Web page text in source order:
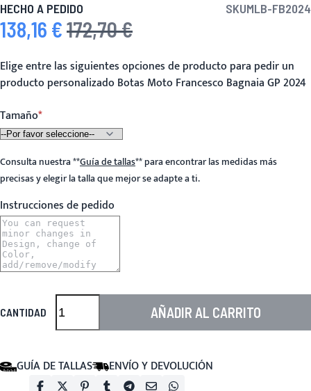
HECHO A PEDIDO SKUMLB-FB2024
Precio especial
138,16 € Precio habitual
172,70 €
Elige entre las siguientes opciones de producto para pedir un
producto personalizado Botas Moto Francesco Bagnaia GP 2024
Tamaño
Consulta nuestra**Guía de tallas**para encontrar las medidas más
precisas y elegir la talla que mejor se adapte a ti.
Instrucciones de pedido
CANTIDAD AÑADIR AL CARRITO
GUÍA DE TALLAS ENVÍO Y DEVOLUCIÓN